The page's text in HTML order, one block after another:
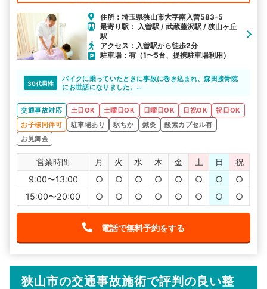
住所：埼玉県狭山市大字南入曽583-5
最寄り駅： 入曽駅 / 武蔵藤沢駅 / 狭山ヶ丘
駅
アクセス：入曽駅から徒歩2分
駐車場：有（1〜5台、提携駐車場利用）
30代男性
バイクに乗っていたときに事故に巻き込まれ、森田接骨院
にお世話になりました。
交通事故対応
土日OK 土曜日OK 日曜日OK 日祝OK
祝日OK
お子様同伴可
駐車場あり 駅ちか 鍼灸
酸素カプセル有
お見舞金
営業時間 月 火 水 木 金 土 日
祝
9:00〜13:00
○ ○ ○ ○ ○ ○ ○
○
15:00〜20:00
○ ○ ○ ○ ○ ○ ○ ○
電話で無料予約をする
狭山市の交通事故施術で評判の良い整